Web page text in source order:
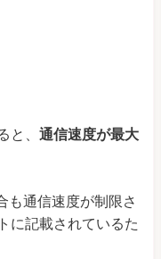
と、 通信速度が最大
も通信速度が制限さ
に記載されているた